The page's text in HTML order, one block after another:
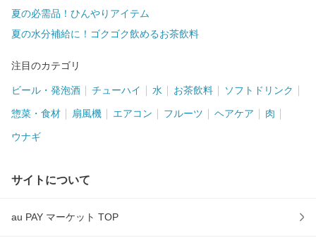
夏の必需品！ひんやりアイテム
夏の水分補給に！ゴクゴク飲めるお茶飲料
注目のカテゴリ
ビール・発泡酒 チューハイ 水 お茶飲料 ソフトドリンク
惣菜・食材 扇風機 エアコン フルーツ ヘアケア 肉
ウナギ
サイトについて
au PAY マーケット TOP